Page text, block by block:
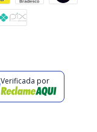
Verificada por
GANHE5
7% OFF